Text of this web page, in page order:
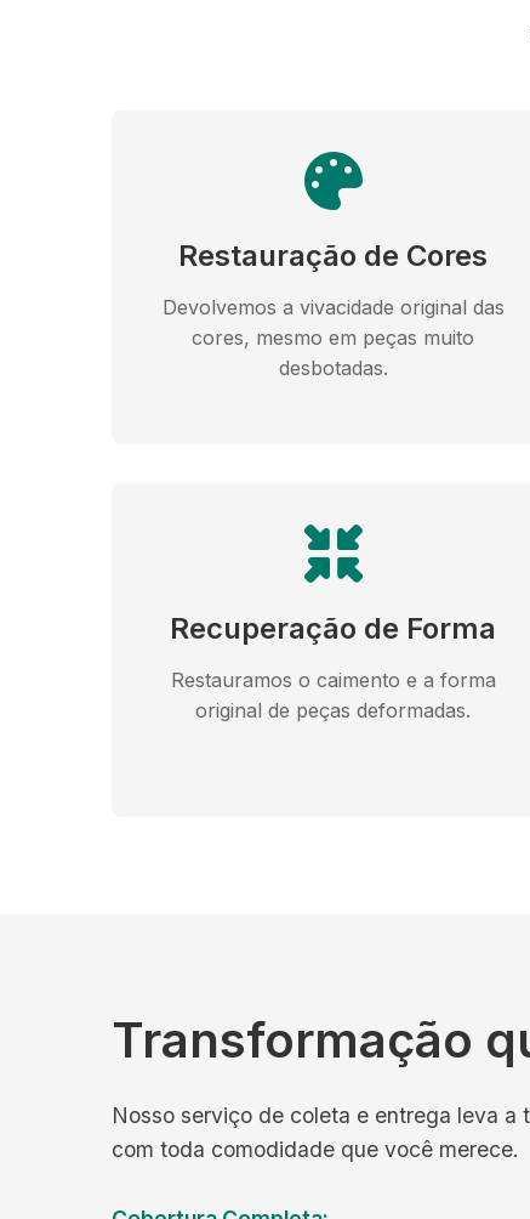
Restauração de Cores
Devolvemos a vivacidade original das
cores, mesmo em peças muito
desbotadas.
Recuperação de Forma
Restauramos o caimento e a forma
original de peças deformadas.
Transformação
Nosso serviço de coleta e entrega leva
com toda comodidade que você merece.